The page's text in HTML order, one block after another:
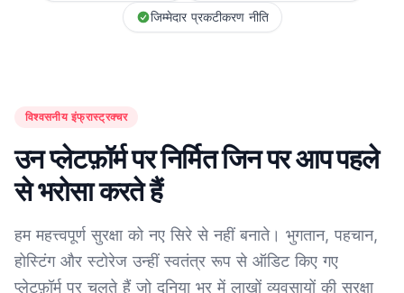
जिम्मेदार प्रकटीकरण नीति
विश्वसनीय इंफ्रास्ट्रक्चर
उन प्लेटफ़ॉर्म पर निर्मित जिन पर आप पहले
से भरोसा करते हैं
हम महत्त्वपूर्ण सुरक्षा को नए सिरे से नहीं बनाते। भुगतान, पहचान,
होस्टिंग और स्टोरेज उन्हीं स्वतंत्र रूप से ऑडिट किए गए
प्लेटफ़ॉर्म पर चलते हैं जो दुनिया भर में लाखों व्यवसायों की सुरक्षा